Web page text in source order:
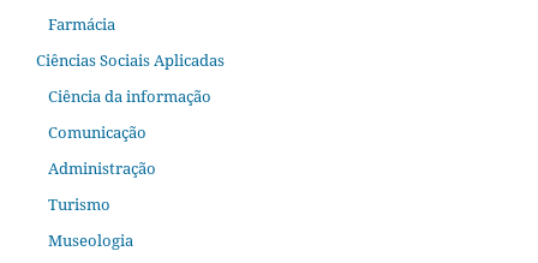
Farmácia
Ciências Sociais Aplicadas
Ciência da informação
Comunicação
Administração
Turismo
Museologia